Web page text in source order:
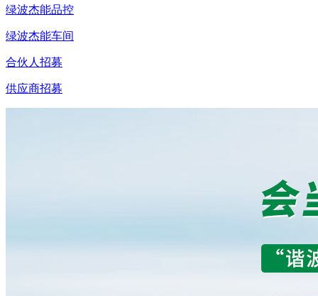
绿波杰能品控
绿波杰能车间
合伙人招募
供应商招募